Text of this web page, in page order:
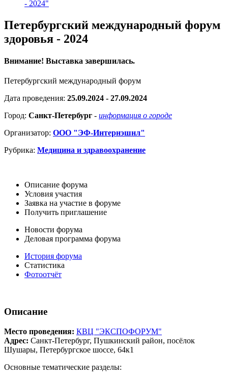
- 2024"
Петербургский международный форум
здоровья - 2024
Внимание! Выставка завершилась.
Петербургский международный форум
Дата проведения: 25.09.2024 - 27.09.2024
Город: Санкт-Петербург - информация о городе
Организатор: ООО "ЭФ-Интернэшнл"
Рубрика: Медицина и здравоохранение
Описание форума
Условия участия
Заявка на участие в форуме
Получить приглашение
Новости форума
Деловая программа форума
История форума
Статистика
Фотоотчёт
Описание
Место проведения: КВЦ "ЭКСПОФОРУМ"
Адрес: Санкт-Петербург, Пушкинский район, посёлок
Шушары, Петербургское шоссе, 64к1
Основные тематические разделы: